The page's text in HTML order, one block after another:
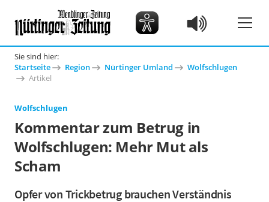
Sie sind hier:
Startseite
Region Nürtinger Umland
Wolfschlugen
Artikel
Wolfschlugen
Kommentar zum Betrug in
Wolfschlugen: Mehr Mut als
Scham
Opfer von Trickbetrug brauchen Verständnis